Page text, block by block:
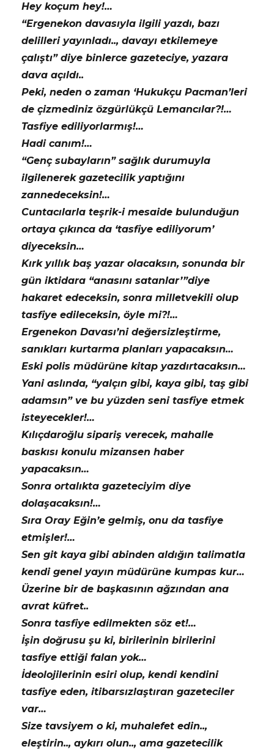
Hey koçum hey!…
“Ergenekon davasıyla ilgili yazdı, bazı
delilleri yayınladı.., davayı etkilemeye
çalıştı” diye binlerce gazeteciye, yazara
dava açıldı..
Peki, neden o zaman ‘Hukukçu Pacman’leri
de çizmediniz özgürlükçü Lemancılar?!…
Tasfiye ediliyorlarmış!…
Hadi canım!…
“Genç subayların” sağlık durumuyla
ilgilenerek gazetecilik yaptığını
zannedeceksin!…
Cuntacılarla teşrik-i mesaide bulunduğun
ortaya çıkınca da ‘tasfiye ediliyorum’
diyeceksin…
Kırk yıllık baş yazar olacaksın, sonunda bir
gün iktidara “anasını satanlar’”diye
hakaret edeceksin, sonra milletvekili olup
tasfiye edileceksin, öyle mi?!…
Ergenekon Davası’ni değersizleştirme,
sanıkları kurtarma planları yapacaksın…
Eski polis müdürüne kitap yazdırtacaksın…
Yani aslında, “yalçın gibi, kaya gibi, taş gibi
adamsın” ve bu yüzden seni tasfiye etmek
isteyecekler!…
Kılıçdaroğlu sipariş verecek, mahalle
baskısı konulu mizansen haber
yapacaksın…
Sonra ortalıkta gazeteciyim diye
dolaşacaksın!…
Sıra Oray Eğin’e gelmiş, onu da tasfiye
etmişler!…
Sen git kaya gibi abinden aldığın talimatla
kendi genel yayın müdürüne kumpas kur…
Üzerine bir de başkasının ağzından ana
avrat küfret..
Sonra tasfiye edilmekten söz et!…
İşin doğrusu şu ki, birilerinin birilerini
tasfiye ettiği falan yok…
İdeolojilerinin esiri olup, kendi kendini
tasfiye eden, itibarsızlaştıran gazeteciler
var…
Size tavsiyem o ki, muhalefet edin..,
eleştirin.., aykırı olun.., ama gazetecilik